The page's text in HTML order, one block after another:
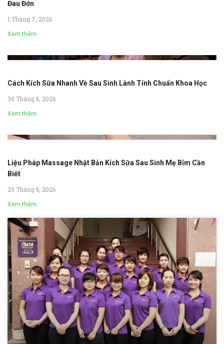
Đau Đớn
1 Tháng 7, 2026
Xem thêm
Cách Kích Sữa Nhanh Về Sau Sinh Lành Tính Chuẩn Khoa Học
30 Tháng 6, 2026
Xem thêm
Liệu Pháp Massage Nhật Bản Kích Sữa Sau Sinh Mẹ Bỉm Cần
Biết
29 Tháng 6, 2026
Xem thêm